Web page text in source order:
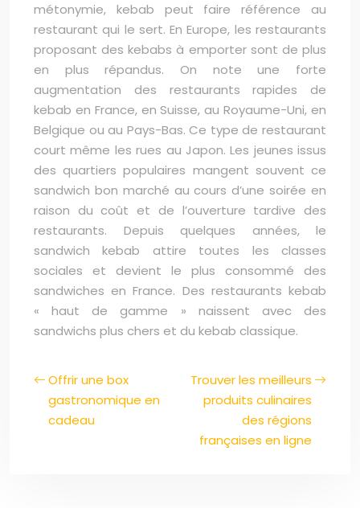
métonymie, kebab peut faire référence au
restaurant qui le sert. En Europe, les restaurants
proposant des kebabs à emporter sont de plus
en plus répandus. On note une forte
augmentation des restaurants rapides de
kebab en France, en Suisse, au Royaume-Uni, en
Belgique ou au Pays-Bas. Ce type de restaurant
court même les rues au Japon. Les jeunes issus
des quartiers populaires mangent souvent ce
sandwich bon marché au cours d’une soirée en
raison du coût et de l’ouverture tardive des
restaurants. Depuis quelques années, le
sandwich kebab attire toutes les classes
sociales et devient le plus consommé des
sandwiches en France. Des restaurants kebab
« haut de gamme » naissent avec des
sandwichs plus chers et du kebab classique.
Offrir une box
gastronomique en
cadeau
Trouver les meilleurs
produits culinaires
des régions
françaises en ligne